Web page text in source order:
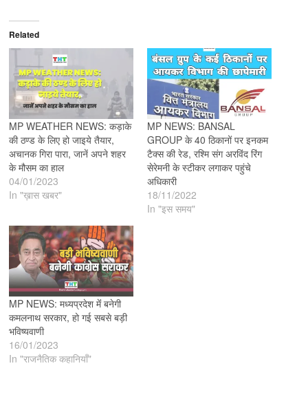
Related
MP WEATHER NEWS: कड़ाके
की ठण्ड के लिए हो जाइये तैयार,
अचानक गिरा पारा, जानें अपने शहर
के मौसम का हाल
04/01/2023
In "ख़ास खबर"
MP NEWS: BANSAL
GROUP के 40 ठिकानों पर इनकम
टैक्स की रेड, रश्मि संग अरविंद रिंग
सेरेमनी के स्टीकर लगाकर पहुंचे
अधिकारी
18/11/2022
In "इस समय"
MP NEWS: मध्यप्रदेश मेंं बनेगी
कमलनाथ सरकार, हो गई सबसे बड़ी
भविष्यवाणी
16/01/2023
In "राजनैतिक कहानियाँ"